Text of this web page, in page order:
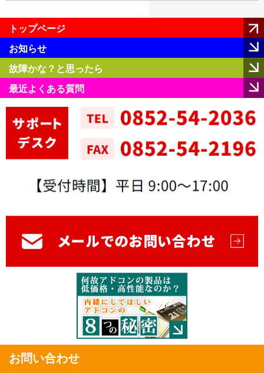
トップページ
お知らせ
故障かな？と思ったら
最近よくある質問
お問い合わせ